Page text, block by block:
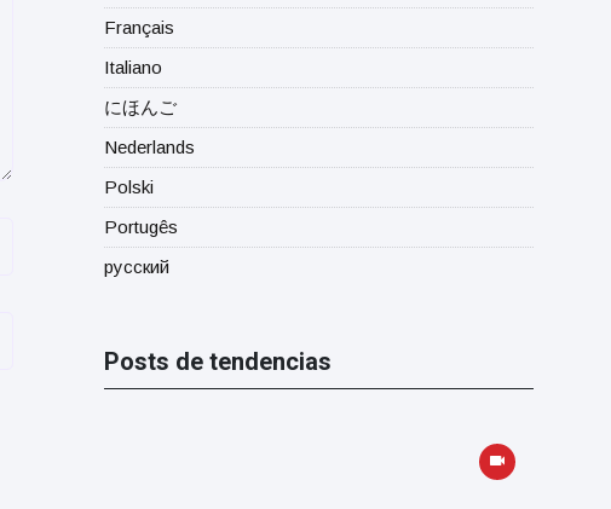
Français
Italiano
にほんご
Nederlands
Polski
Portugês
русский
Posts de tendencias